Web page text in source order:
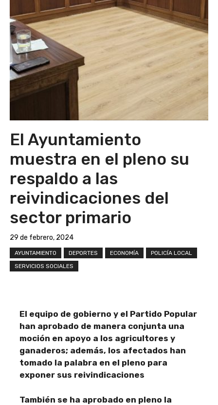
El Ayuntamiento
muestra en el pleno su
respaldo a las
reivindicaciones del
sector primario
29 de febrero, 2024
AYUNTAMIENTO DEPORTES ECONOMÍA
POLICÍA LOCAL
SERVICIOS SOCIALES
El equipo de gobierno y el Partido Popular
han aprobado de manera conjunta una
moción en apoyo a los agricultores y
ganaderos; además, los afectados han
tomado la palabra en el pleno para
exponer sus reivindicaciones
También se ha aprobado en pleno la